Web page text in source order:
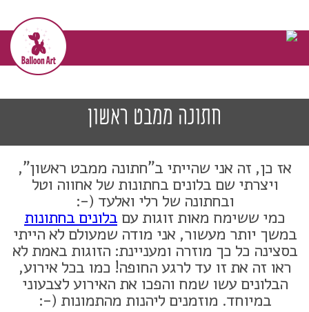
חתונה ממבט ראשון
אז כן, זה אני שהייתי ב"חתונה ממבט ראשון",
ויצרתי שם בלונים בחתונות של אחווה וטל
ובחתונה של רלי ואלעד (-:
כמי ששימח מאות זוגות עם בלונים בחתונות
במשך יותר מעשור, אני מודה שמעולם לא הייתי
בסצינה כל כך מוזרה ומעניינת: הזוגות באמת לא
ראו זה את זו עד לרגע החופה! כמו בכל אירוע,
הבלונים עשו שמח והפכו את האירוע לצבעוני
במיוחד. מוזמנים ליהנות מהתמונות (-: